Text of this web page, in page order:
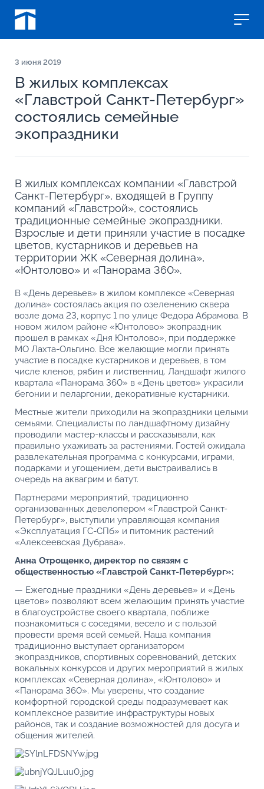
3 июня 2019
В жилых комплексах
«Главстрой Санкт-Петербург»
состоялись семейные
экопраздники
В жилых комплексах компании «Главстрой
Санкт-Петербург», входящей в Группу
компаний «Главстрой», состоялись
традиционные семейные экопраздники.
Взрослые и дети приняли участие в посадке
цветов, кустарников и деревьев на
территории ЖК «Северная долина»,
«Юнтолово» и «Панорама 360».
В «День деревьев» в жилом комплексе «Северная
долина» состоялась акция по озеленению сквера
возле дома 23, корпус 1 по улице Федора Абрамова. В
новом жилом районе «Юнтолово» экопраздник
прошел в рамках «Дня Юнтолово», при поддержке
МО Лахта-Ольгино. Все желающие могли принять
участие в посадке кустарников и деревьев, в том
числе кленов, рябин и лиственниц. Ландшафт жилого
квартала «Панорама 360» в «День цветов» украсили
бегонии и пеларгонии, декоративные кустарники.
Местные жители приходили на экопраздники целыми
семьями. Специалисты по ландшафтному дизайну
проводили мастер-классы и рассказывали, как
правильно ухаживать за растениями. Гостей ожидала
развлекательная программа с конкурсами, играми,
подарками и угощением, дети выстраивались в
очередь на аквагрим и батут.
Партнерами мероприятий, традиционно
организованных девелопером «Главстрой Санкт-
Петербург», выступили управляющая компания
«Эксплуатация ГС-СПб» и питомник растений
«Алексеевская Дубрава».
Анна Отрощенко, директор по связям с
общественностью «Главстрой Санкт-Петербург»:
— Ежегодные праздники «День деревьев» и «День
цветов» позволяют всем желающим принять участие
в благоустройстве своего квартала, поближе
познакомиться с соседями, весело и с пользой
провести время всей семьей. Наша компания
традиционно выступает организатором
экопраздников, спортивных соревнований, детских
вокальных конкурсов и других мероприятий в жилых
комплексах «Северная долина», «Юнтолово» и
«Панорама 360». Мы уверены, что создание
комфортной городской среды подразумевает как
комплексное развитие инфраструктуры новых
районов, так и создание возможностей для досуга и
общения жителей.